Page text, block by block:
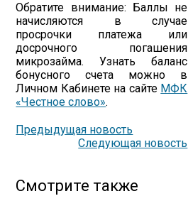
Обратите внимание: Баллы не
начисляются в случае
просрочки платежа или
досрочного погашения
микрозайма. Узнать баланс
бонусного счета можно в
Личном Кабинете на сайте МФК
«Честное слово».
Предыдущая новость
Следующая новость
Смотрите также